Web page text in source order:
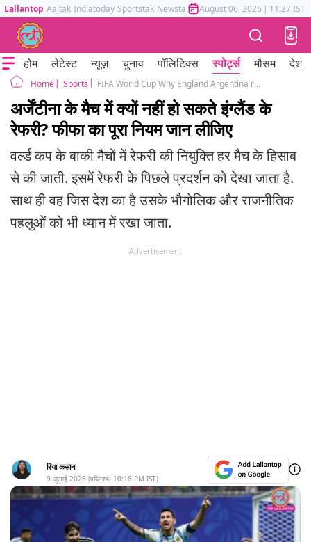
Lallantop Aajtak Indiatoday Sportstak Newstak Mumbai Tak Astrotak
August 06, 2026 | 11:27 IST
होम लेटेस्ट न्यूज़ चुनाव पॉलिटिक्स स्पोर्ट्स मौसम देश
Home Sports FIFA World Cup Why England Argentina referees can not officiate each other matches
अर्जेंटीना के मैच में क्यों नहीं हो सकते इंग्लैंड के
रेफरी? फीफा का पूरा नियम जान लीजिए
वर्ल्ड कप के बाकी मैचों में रेफरी की नियुक्ति हर मैच के हिसाब
से की जाती. इसमें रेफरी के पिछले प्रदर्शन को देखा जाता है.
साथ ही वह जिस देश का है उसके भौगोलिक और राजनीतिक
पहलुओं को भी ध्यान में रखा जाता.
Advertisement
रिया कसाना
9 जुलाई 2026 (पब्लिश्ड: 10:18 PM IST)